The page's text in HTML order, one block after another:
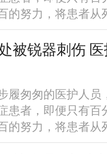
的努力，将患者从
被锐器刺伤
履匆匆的医护人员
患者，即便只有百
的努力，将患者从